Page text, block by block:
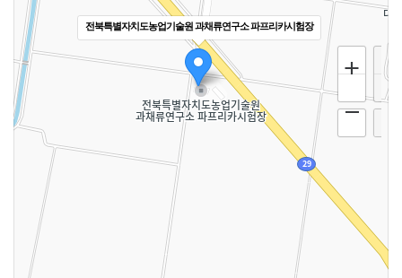
전북특별자치도농업기술원 과채류연구소 파프리카시험장